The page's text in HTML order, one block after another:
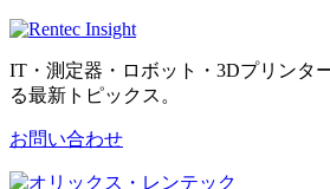
IT・測定器・ロボット・3Dプリンタ
る最新トピックス。
お問い合わせ